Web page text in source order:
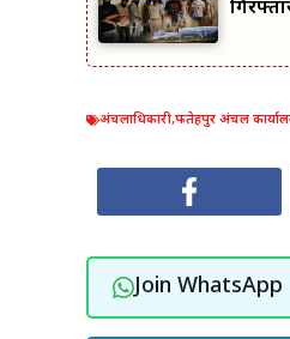
अंचलाधिकारी,फतेहपुर अंचल
Join WhatsApp